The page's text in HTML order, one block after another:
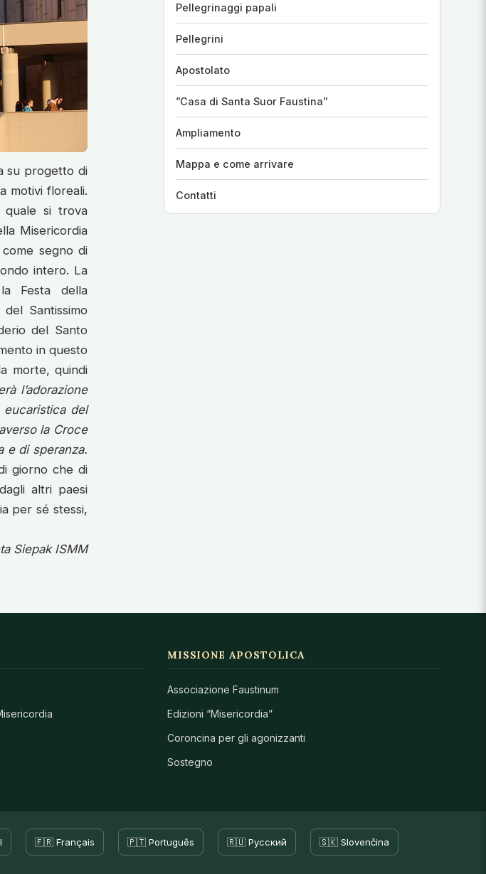
su progetto di
motivi floreali.
quale si trova
Misericordia
segno di
intero. La
Festa della
Santissimo
del Santo
in questo
morte, quindi
l’adorazione
eucaristica del
la Croce
e di speranza.
giorno che di
altri paesi
per sé stessi,
Siepak ISMM
Pellegrinaggi papali
Pellegrini
Apostolato
”Casa di Santa Suor Faustina”
Ampliamento
Mappa e come arrivare
Contatti
MISSIONE APOSTOLICA
Associazione Faustinum
Edizioni “Misericordia”
Coroncina per gli agonizzanti
Sostegno
🇫🇷 Français 🇵🇹 Português 🇷🇺 Русский 🇸🇰 Slovenčina